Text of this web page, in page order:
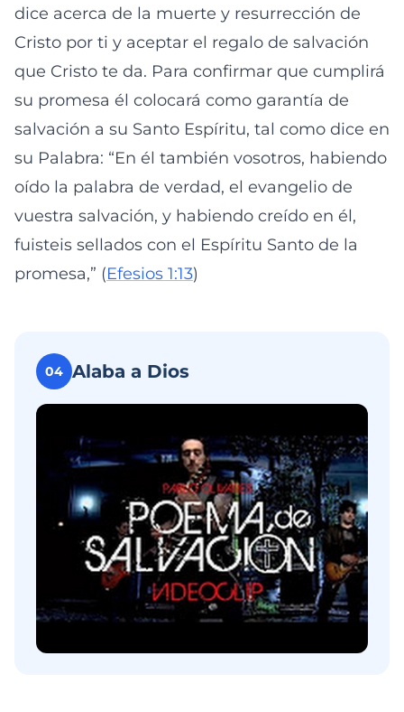
dice acerca de la muerte y resurrección de
Cristo por ti y aceptar el regalo de salvación
que Cristo te da. Para confirmar que cumplirá
su promesa él colocará como garantía de
salvación a su Santo Espíritu, tal como dice en
su Palabra: “En él también vosotros, habiendo
oído la palabra de verdad, el evangelio de
vuestra salvación, y habiendo creído en él,
fuisteis sellados con el Espíritu Santo de la
promesa,” (Efesios 1:13)
04 Alaba a Dios